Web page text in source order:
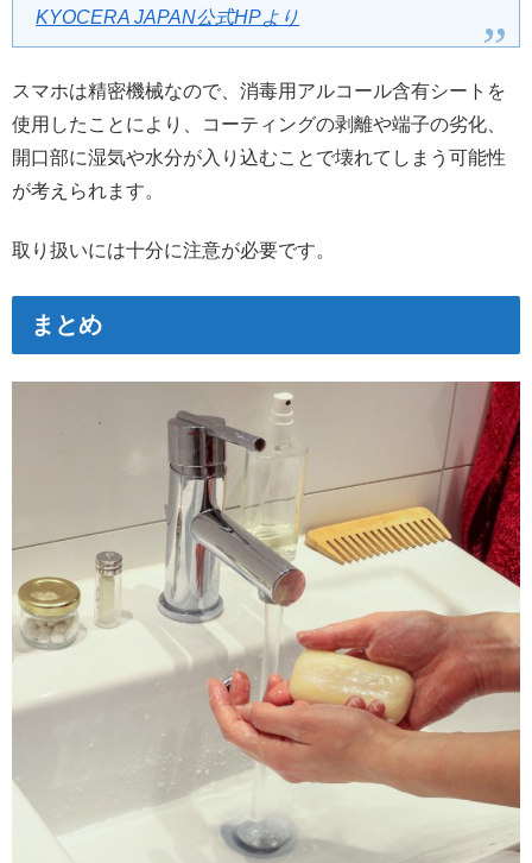
KYOCERA JAPAN公式HPより
スマホは精密機械なので、消毒用アルコール含有シートを
使用したことにより、コーティングの剥離や端子の劣化、
開口部に湿気や水分が入り込むことで壊れてしまう可能性
が考えられます。
取り扱いには十分に注意が必要です。
まとめ